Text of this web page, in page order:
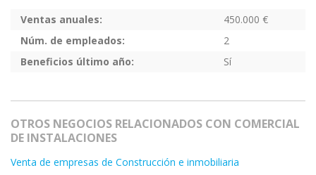
Ventas anuales:
450.000 €
Núm. de empleados:
2
Beneficios último año:
Sí
OTROS NEGOCIOS RELACIONADOS CON COMERCIAL
DE INSTALACIONES
Venta de empresas de Construcción e inmobiliaria